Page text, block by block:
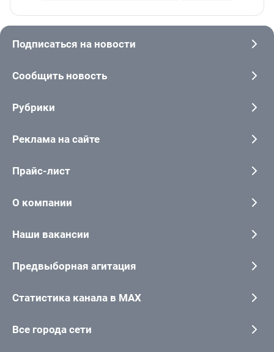
Подписаться на новости
Сообщить новость
Рубрики
Реклама на сайте
Прайс-лист
О компании
Наши вакансии
Предвыборная агитация
Статистика канала в MAX
Все города сети